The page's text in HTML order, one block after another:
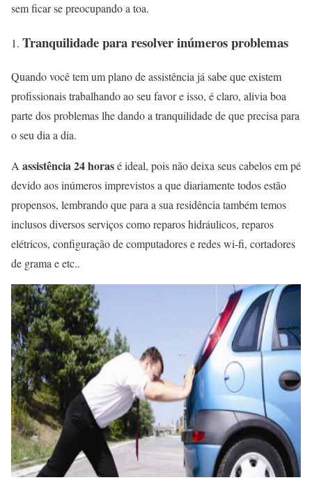
sem ficar se preocupando a toa.
Tranquilidade para resolver inúmeros problemas
Quando você tem um plano de assistência já sabe que existem
profissionais trabalhando ao seu favor e isso, é claro, alivia boa
parte dos problemas lhe dando a tranquilidade de que precisa para
o seu dia a dia.
A assistência 24 horasé ideal, pois não deixa seus cabelos em pé
devido aos inúmeros imprevistos a que diariamente todos estão
propensos, lembrando que para a sua residência também temos
inclusos diversos serviços como reparos hidráulicos, reparos
elétricos, configuração de computadores e redes wi-fi, cortadores
de grama e etc..